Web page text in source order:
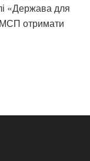
«Держава для
МСП отримати